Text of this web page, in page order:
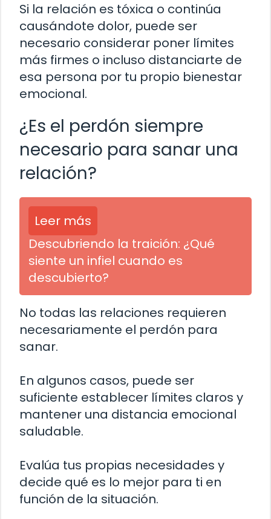
Si la relación es tóxica o continúa
causándote dolor, puede ser
necesario considerar poner límites
más firmes o incluso distanciarte de
esa persona por tu propio bienestar
emocional.
¿Es el perdón siempre
necesario para sanar una
relación?
Leer más
Descubriendo la traición: ¿Qué
siente un infiel cuando es
descubierto?
No todas las relaciones requieren
necesariamente el perdón para
sanar.
En algunos casos, puede ser
suficiente establecer límites claros y
mantener una distancia emocional
saludable.
Evalúa tus propias necesidades y
decide qué es lo mejor para ti en
función de la situación.